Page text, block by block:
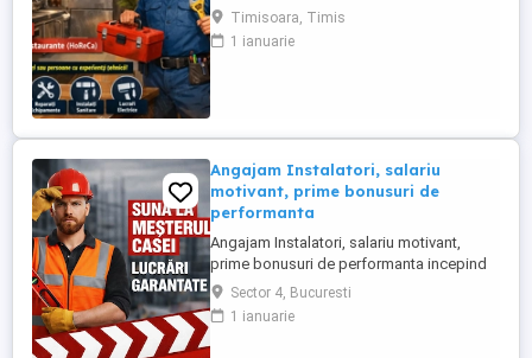
Domeniu: Restaurante (HoReCa) Căutăm o
persoană tehnică, responsabilă și
organizată pentru mentenanța preventivă
Timisoara, Timis
1 ianuarie
Angajam Instalatori, salariu
motivant, prime bonusuri de
performanta
Angajam Instalatori, salariu motivant,
prime bonusuri de performanta incepind
cu 5.000 - 8.000 RON Societate cu traditie
autorizata ANRE in domeniul instalatilor
angajeaza instalatori cu carnet de
Sector 4, Bucuresti
1 ianuarie